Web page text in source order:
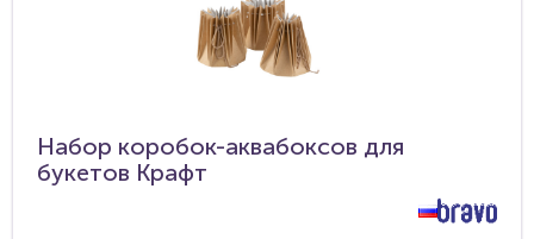
Набор коробок-аквабоксов для
букетов Крафт